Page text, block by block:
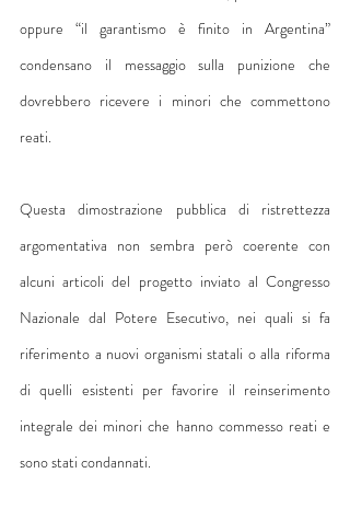
oppure “il garantismo è finito in Argentina”
condensano il messaggio sulla punizione che
dovrebbero ricevere i minori che commettono
reati.
Questa dimostrazione pubblica di ristrettezza
argomentativa non sembra però coerente con
alcuni articoli del progetto inviato al Congresso
Nazionale dal Potere Esecutivo, nei quali si fa
riferimento a nuovi organismi statali o alla riforma
di quelli esistenti per favorire il reinserimento
integrale dei minori che hanno commesso reati e
sono stati condannati.